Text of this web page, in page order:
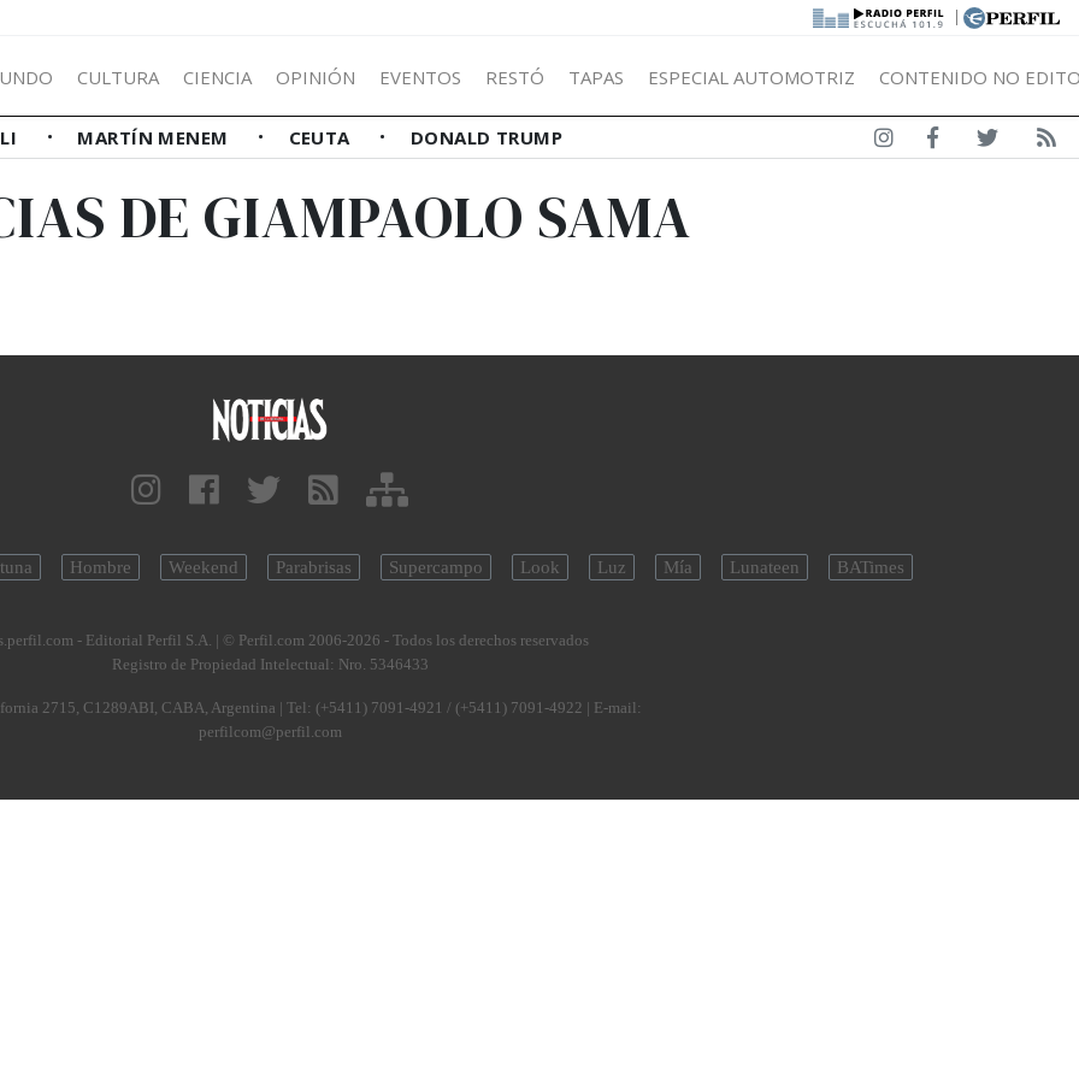
|
CULTURA CIENCIA OPINIÓN EVENTOS RESTÓ TAPAS ESPECIAL AUTOMOTRIZ CONTENIDO NO
MARTÍN MENEM CEUTA DONALD TRUMP
DE GIAMPAOLO SAMA
Hombre Weekend Parabrisas Supercampo Look Luz Mía Lunateen BATimes
- Editorial Perfil S.A. | © Perfil.com 2006-2026 - Todos los derechos reservados
Registro de Propiedad Intelectual: Nro. 5346433
2715, C1289ABI, CABA, Argentina | Tel: (+5411) 7091-4921 / (+5411) 7091-4922 | E-mail:
perfilcom@perfil.com